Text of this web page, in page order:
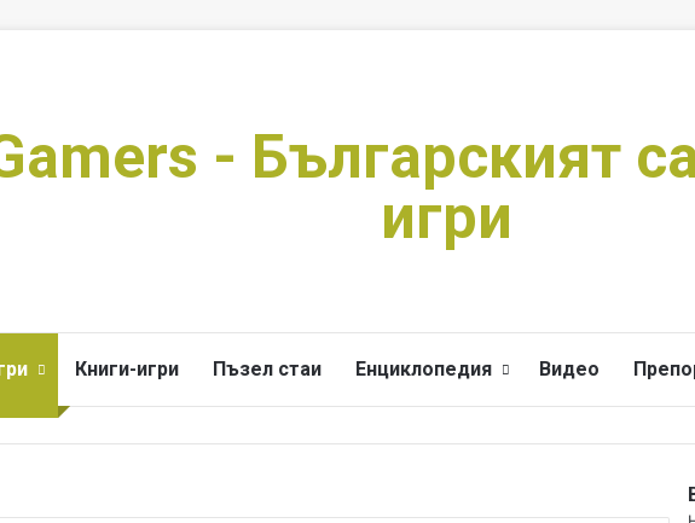
- Българският
игри
Книги-игри Пъзел стаи Енциклопедия Видео